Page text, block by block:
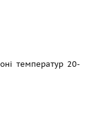
температур 20-